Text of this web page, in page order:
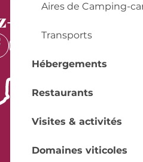
Aires de Camping-
Transports
Hébergements
Restaurants
Visites & activités
Domaines viticoles
nous !